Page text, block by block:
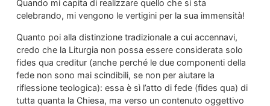
Quando mi capita di realizzare quello che si sta
celebrando, mi vengono le vertigini per la sua immensità!
Quanto poi alla distinzione tradizionale a cui accennavi,
credo che la Liturgia non possa essere considerata solo
fides qua creditur (anche perché le due componenti della
fede non sono mai scindibili, se non per aiutare la
riflessione teologica): essa è sì l’atto di fede (fides qua) di
tutta quanta la Chiesa, ma verso un contenuto oggettivo